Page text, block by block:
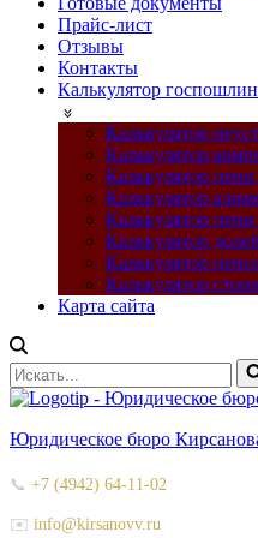
Прайс-лист
Отзывы
Контакты
Калькулятор
Калькулятор
Калькулятор
Калькулятор
Калькулятор
Калькулятор
Калькулятор
Калькулятор
Калькулятор
Карта сайта
Искать...
Юридическое бюро
📞 +7 (4942) 64-11-02
✉️ info@kirsanovv.ru